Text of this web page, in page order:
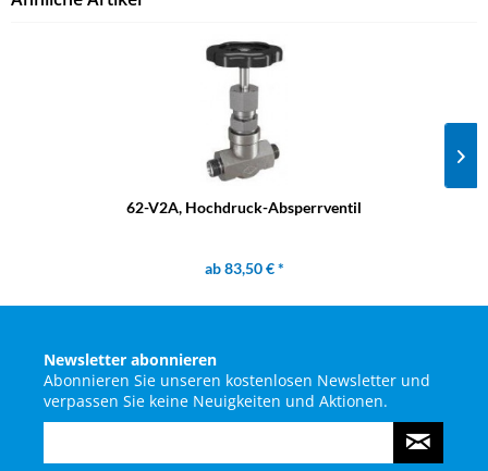
62-V2A, Hochdruck-Absperrventil
ab 83,50 € *
Newsletter abonnieren
Abonnieren Sie unseren kostenlosen Newsletter und
verpassen Sie keine Neuigkeiten und Aktionen.